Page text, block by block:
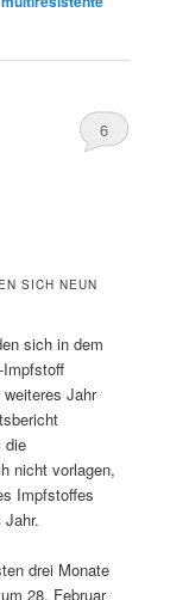
6
SICH NEUN
sich in dem
Jahr
die
nicht vorlagen,
Impfstoffes
drei Monate
28. Februar